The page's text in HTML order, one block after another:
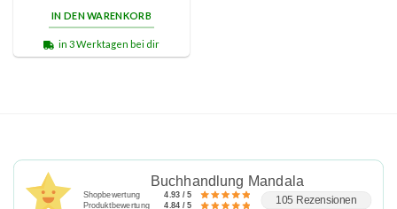
IN DEN WARENKORB
in 3 Werktagen bei dir
Buchhandlung Mandala
Shopbewertung
4.93 / 5
Produktbewertung
4.84 / 5 105 Rezensionen